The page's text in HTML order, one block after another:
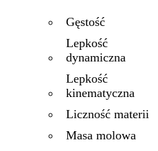
Gęstość
Lepkość
dynamiczna
Lepkość
kinematyczna
Liczność materii
Masa molowa